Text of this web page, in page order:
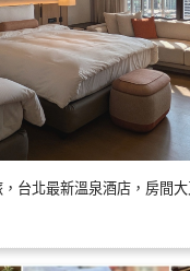
台北最新溫泉酒店，房間